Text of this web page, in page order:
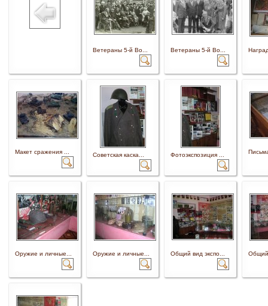
Ветераны 5-й Во... Ветераны 5-й Во...
Макет сражения ... Советская каска... Фотоэкспозиция ...
Оружие и личные... Оружие и личные... Общий вид экспо... Общий